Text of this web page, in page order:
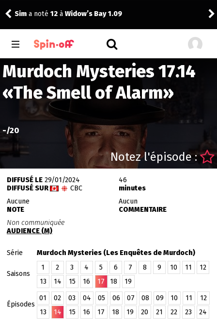
Sim a noté 12 à Widow’s Bay 1.09
Murdoch Mysteries 17.14
«The Smell of Alarm»
-/20
Notez l'épisode :
DIFFUSÉ LE29/01/2024
DIFFUSÉ SUR
CBC
46
minutes
Aucune
NOTE
Aucun
COMMENTAIRE
Non communiquée
AUDIENCE (M)
Série Murdoch Mysteries (Les Enquêtes de Murdoch)
Saisons
1 2 3 4 5 6 7 8 9 10 11
12
13
14 15 16 17 18 19
Épisodes
01 02 03 04 05 06 07 08 09 10 11
12
13
14 15 16 17 18 19 20 21 22 23 24